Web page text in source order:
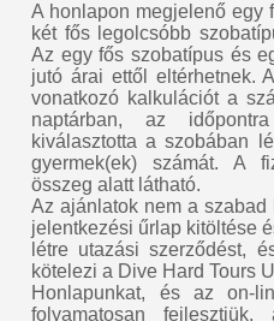
A honlapon megjelenő egy
két fős legolcsóbb
Az egy fős szobatípus és
jutó árai ettől eltérhetnek.
vonatkozó kalkulációt a
naptárban, az
kiválasztotta a szobában
gyermek(ek) számát. A
összeg alatt látható.
Az ajánlatok nem a
jelentkezési űrlap kitöltése
létre utazási szerződést,
kötelezi a Dive Hard Tours
Honlapunkat, és az on-
folyamatosan